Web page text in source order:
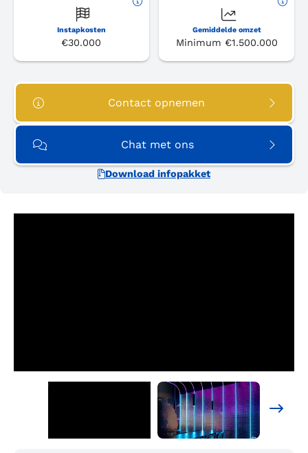
Instapkosten
€30.000
Gemiddelde omzet
Minimum €1.500.000
Contact opnemen
Chat met ons
Download infopakket